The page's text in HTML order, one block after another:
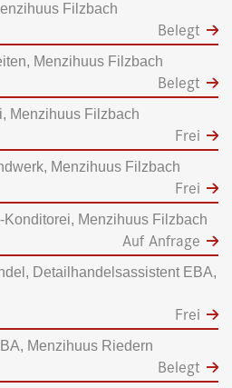
Filzbach
Belegt
Menzihuus Filzbach
Belegt
Menzihuus Filzbach
Frei
Menzihuus Filzbach
Frei
Konditorei, Menzihuus Filzbach
Auf Anfrage
Detailhandelsassistent EBA,
Frei
Menzihuus Riedern
Belegt